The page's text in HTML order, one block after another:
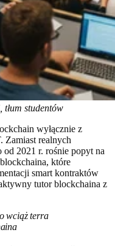
tłum studentów
wyłącznie z
Zamiast realnych
2021 r. rośnie popyt na
które
smart kontraktów
tutor blockchaina z
wciąż terra